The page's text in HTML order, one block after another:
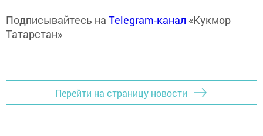
Подписывайтесь на Telegram-канал «Кукмор
Татарстан»
Перейти на страницу новости